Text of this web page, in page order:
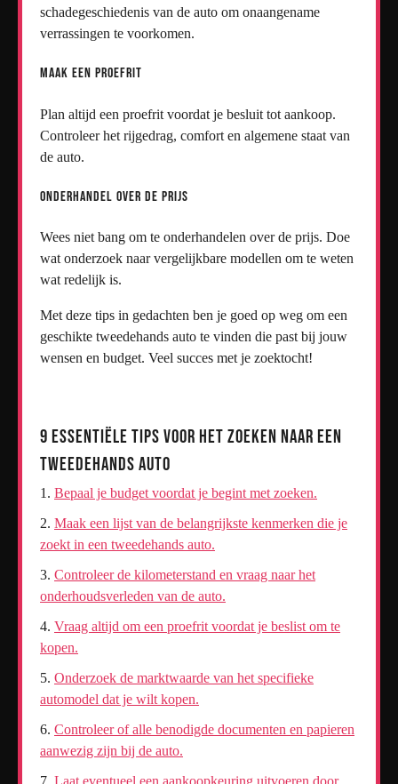
schadegeschiedenis van de auto om onaangename
verrassingen te voorkomen.
Maak een Proefrit
Plan altijd een proefrit voordat je besluit tot aankoop.
Controleer het rijgedrag, comfort en algemene staat van
de auto.
Onderhandel Over de Prijs
Wees niet bang om te onderhandelen over de prijs. Doe
wat onderzoek naar vergelijkbare modellen om te weten
wat redelijk is.
Met deze tips in gedachten ben je goed op weg om een
geschikte tweedehands auto te vinden die past bij jouw
wensen en budget. Veel succes met je zoektocht!
9 Essentiële Tips voor het Zoeken naar een
Tweedehands Auto
Bepaal je budget voordat je begint met zoeken.
Maak een lijst van de belangrijkste kenmerken die je
zoekt in een tweedehands auto.
Controleer de kilometerstand en vraag naar het
onderhoudsverleden van de auto.
Vraag altijd om een proefrit voordat je beslist om te
kopen.
Onderzoek de marktwaarde van het specifieke
automodel dat je wilt kopen.
Controleer of alle benodigde documenten en papieren
aanwezig zijn bij de auto.
Laat eventueel een aankoopkeuring uitvoeren door